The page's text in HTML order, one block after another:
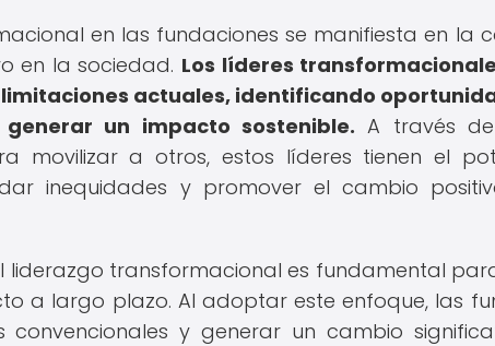
en las fundaciones se manifiesta en la
en la sociedad. Los líderes
actuales, identificando
un impacto sostenible. A través
movilizar a otros, estos líderes tienen el
inequidades y promover el cambio
liderazgo transformacional es fundamental
a largo plazo. Al adoptar este enfoque, las
y generar un cambio